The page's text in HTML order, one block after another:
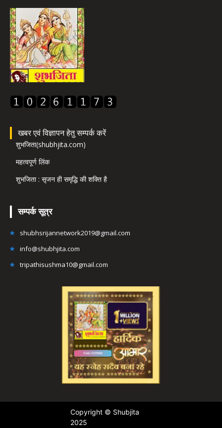
खबर एवं विज्ञापन हेतु सम्पर्क करें
शुभजिता(shubhjita.com)
महत्वपूर्ण लिंक
शुभजिता : सृजन ही समृद्धि की शक्ति है
सम्पर्क सूत्र
shubhsrijannetwork2019@gmail.com
info@shubhjita.com
tripathisushma10@gmail.com
Copyright © Shubjita
2025